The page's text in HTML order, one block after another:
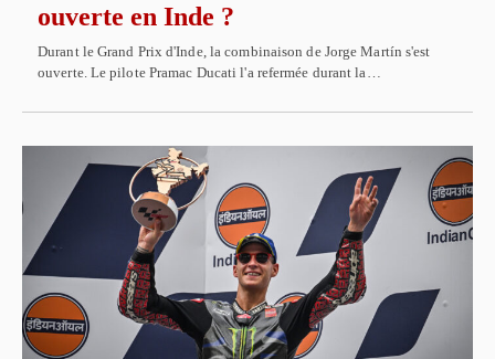
ouverte en Inde ?
Durant le Grand Prix d'Inde, la combinaison de Jorge Martín s'est
ouverte. Le pilote Pramac Ducati l'a refermée durant la…